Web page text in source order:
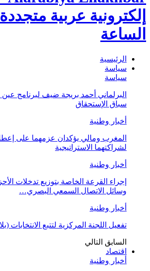
إلكترونية عربية
الساعة
الرئيسية
سياسة
سياسة
البرلماني أحمد بريجة ضيف لبرنامج
سباق الإستحقاق
أخبار وطنية
المغرب ومالي يؤكدان عزمهما على
لشراكتهما الاستراتيجية
أخبار وطنية
إجراء القرعة الخاصة بتوزيع تدخلات
وسائل الاتصال السمعي البصري…
أخبار وطنية
تفعيل اللجنة المركزية لتتبع الانتخابات
السابق التالي
اقتصاد
أخبار وطنية